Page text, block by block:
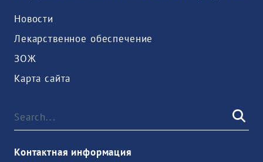
Новости
Лекарственное обеспечение
ЗОЖ
Карта сайта
Контактная информация